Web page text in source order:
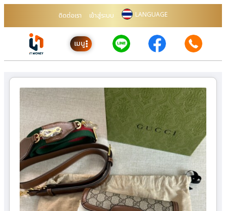
ติดต่อเรา เข้าสู่ระบบ LANGUAGE
เมนู